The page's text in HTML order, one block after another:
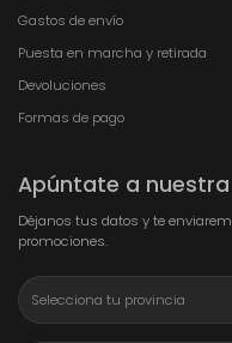
Gastos de envío
Puesta en marcha y retirada
Devoluciones
Formas de pago
Apúntate a
Déjanos tus datos y te
promociones.